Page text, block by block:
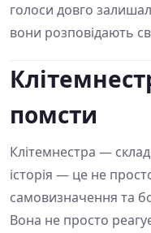
голоси довго
вони розповідають
помсти
Клітемнестра —
історія — це не
самовизначення та
Вона не просто